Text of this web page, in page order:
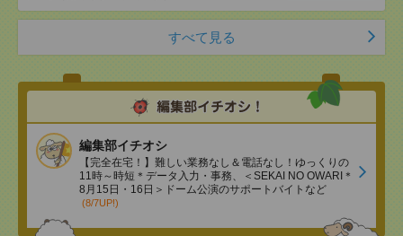
すべて見る
編集部イチオシ
【完全在宅！】難しい業務なし＆電話なし！ゆっくりの
11時～時短＊データ入力・事務、＜SEKAI NO OWARI＊
8月15日・16日＞ドーム公演のサポートバイトなど
(8/7UP!)